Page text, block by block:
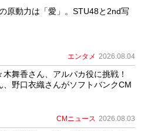
原動力は「愛」。STU48と2nd写
エンタメ 2026.08.04
木舞香さん、アルパカ役に挑戦！
、野口衣織さんがソフトバンクCM
CMニュース 2026.08.03